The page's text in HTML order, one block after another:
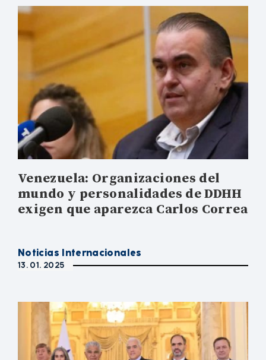
Venezuela: Organizaciones del
mundo y personalidades de DDHH
exigen que aparezca Carlos Correa
Noticias Internacionales
13. 01. 2025